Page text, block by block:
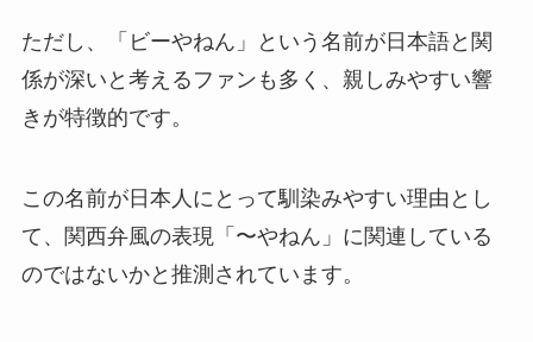
ただし、「ビーやねん」という名前が日本語と関
係が深いと考えるファンも多く、親しみやすい響
きが特徴的です。
この名前が日本人にとって馴染みやすい理由とし
て、関西弁風の表現「〜やねん」に関連している
のではないかと推測されています。